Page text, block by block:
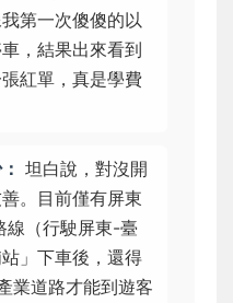
我第一次傻傻的以
，結果出來看到
紅單，真是學費
坦白說，對沒開
。目前僅有屏東
線（行駛屏東-臺
」下車後，還得
業道路才能到遊客